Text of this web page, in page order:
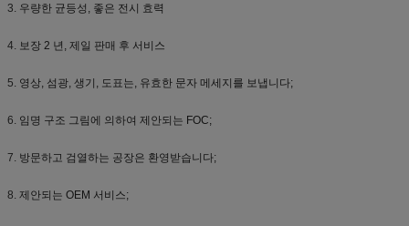
3. 우량한 균등성, 좋은 전시 효력
4. 보장 2 년, 제일 판매 후 서비스
5. 영상, 섬광, 생기, 도표는, 유효한 문자 메세지를 보냅니다;
6. 임명 구조 그림에 의하여 제안되는 FOC;
7. 방문하고 검열하는 공장은 환영받습니다;
8. 제안되는 OEM 서비스;